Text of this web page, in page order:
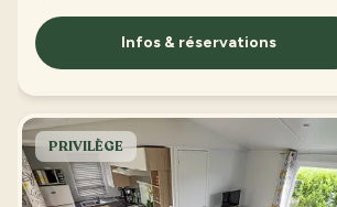
Infos & réservations
PRIVILÈGE